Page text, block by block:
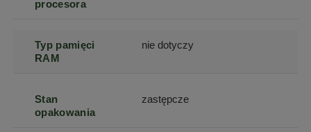
procesora
Typ pamięci
RAM
nie dotyczy
Stan
opakowania
zastępcze